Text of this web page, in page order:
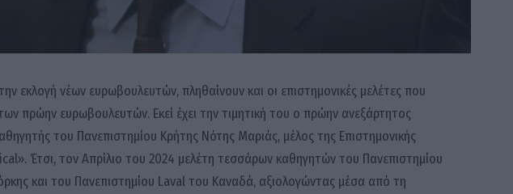
εκλογή νέων ευρωβουλευτών, πληθαίνουν και οι επιστημονικές μελέτες που
πρώην ευρωβουλευτών. Εκεί έχει την τιμητική του ο πρώην ανεξάρτητος
του Πανεπιστημίου Κρήτης Νότης Μαριάς, μέλος της Επιστημονικής
Έτσι, τον Απρίλιο του 2024 μελέτη τεσσάρων καθηγητών του Πανεπιστημίου
και του Πανεπιστημίου Laval του Καναδά, αξιολογώντας μέσα από τη